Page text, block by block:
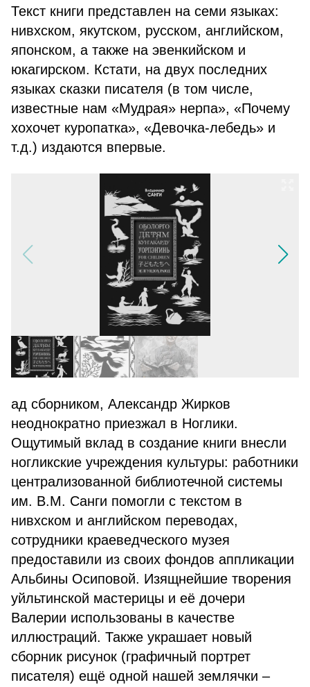
Текст книги представлен на семи языках:
нивхском, якутском, русском, английском,
японском, а также на эвенкийском и
юкагирском. Кстати, на двух последних
языках сказки писателя (в том числе,
известные нам «Мудрая» нерпа», «Почему
хохочет куропатка», «Девочка-лебедь» и
т.д.) издаются впервые.
ад сборником, Александр Жирков
неоднократно приезжал в Ноглики.
Ощутимый вклад в создание книги внесли
ногликские учреждения культуры: работники
централизованной библиотечной системы
им. В.М. Санги помогли с текстом в
нивхском и английском переводах,
сотрудники краеведческого музея
предоставили из своих фондов аппликации
Альбины Осиповой. Изящнейшие творения
уйльтинской мастерицы и её дочери
Валерии использованы в качестве
иллюстраций. Также украшает новый
сборник рисунок (графичный портрет
писателя) ещё одной нашей землячки –